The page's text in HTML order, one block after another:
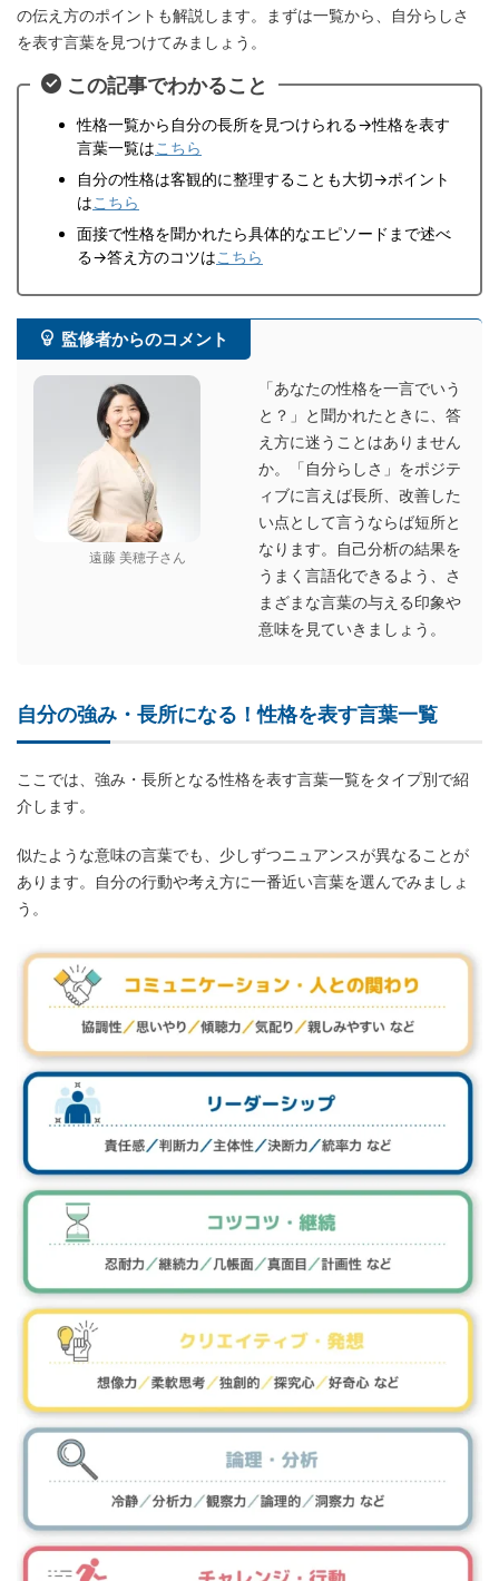
の伝え方のポイントも解説します。まずは一覧から、自分らしさ
を表す言葉を見つけてみましょう。
この記事でわかること
性格一覧から自分の長所を見つけられる→性格を表す
言葉一覧はこちら
自分の性格は客観的に整理することも大切→ポイント
はこちら
面接で性格を聞かれたら具体的なエピソードまで述べ
る→答え方のコツはこちら
監修者からのコメント
遠藤 美穂子さん
「あなたの性格を一言でいう
と？」と聞かれたときに、答
え方に迷うことはありません
か。「自分らしさ」をポジテ
ィブに言えば長所、改善した
い点として言うならば短所と
なります。自己分析の結果を
うまく言語化できるよう、さ
まざまな言葉の与える印象や
意味を見ていきましょう。
自分の強み・長所になる！性格を表す言葉一覧
ここでは、強み・長所となる性格を表す言葉一覧をタイプ別で紹
介します。
似たような意味の言葉でも、少しずつニュアンスが異なることが
あります。自分の行動や考え方に一番近い言葉を選んでみましょ
う。